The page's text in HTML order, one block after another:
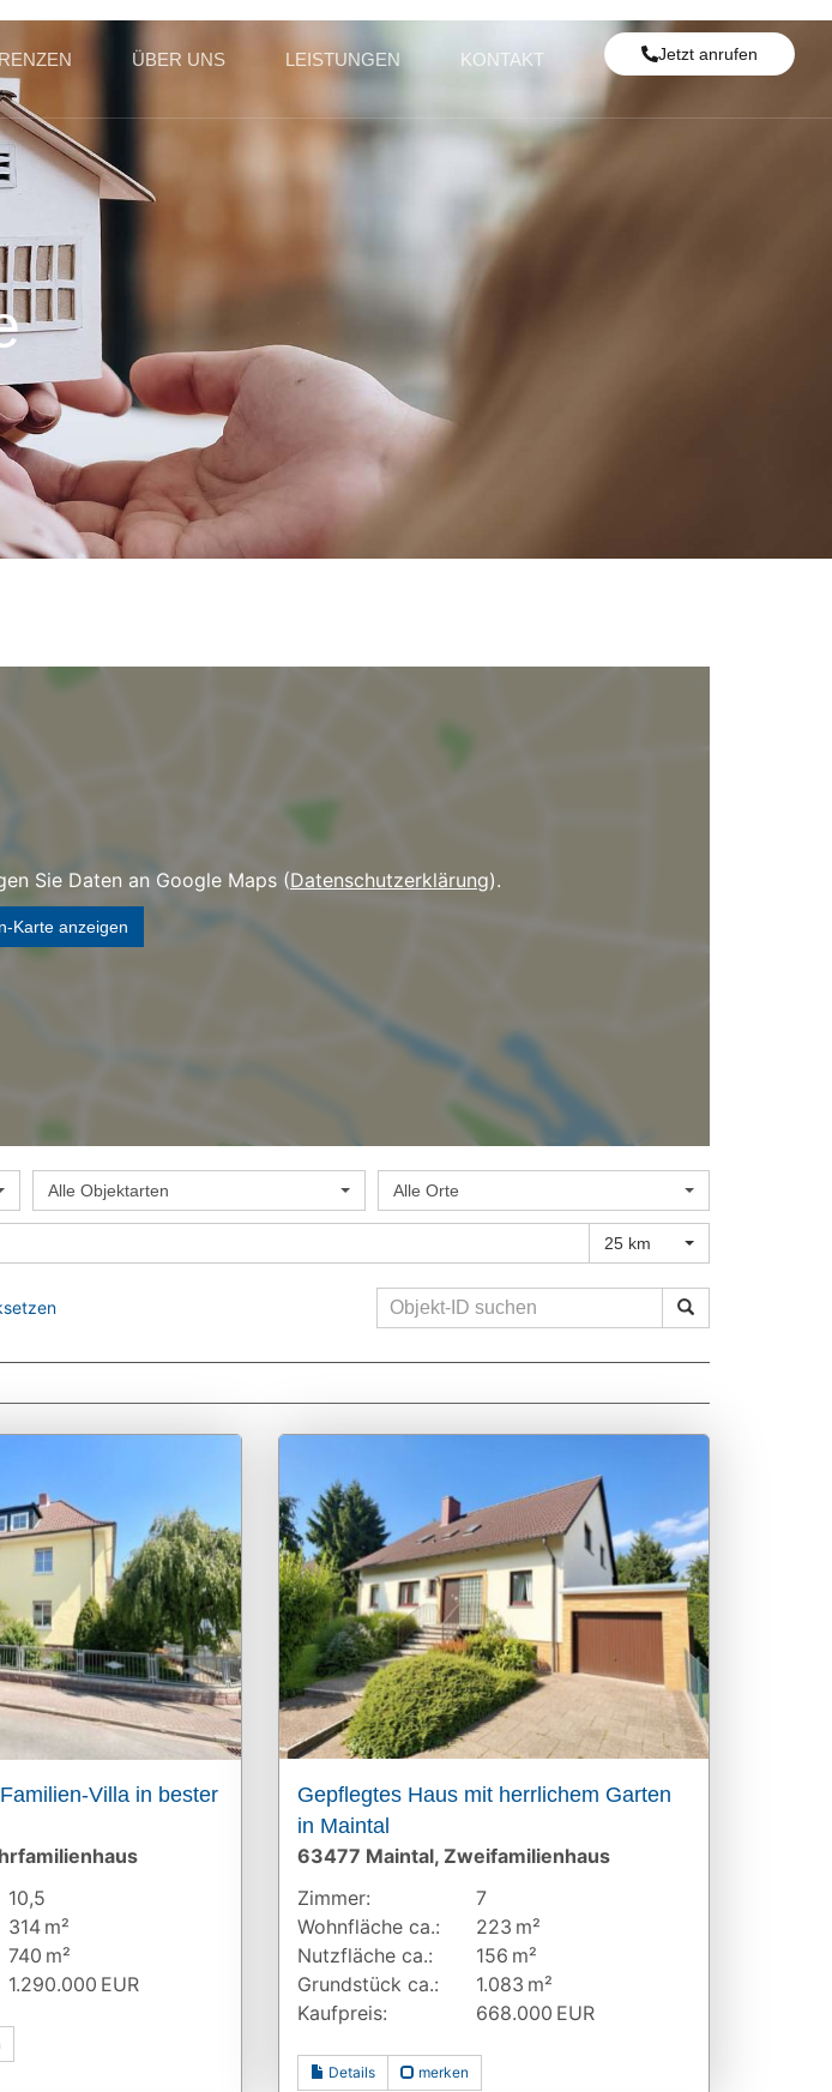
ÜBER UNS LEISTUNGEN KONTAKT Jetzt anrufen
Sie Daten an Google Maps (Datenschutzerklärung).
Karte anzeigen
Alle Objektarten Alle Orte
25 km
Villa in bester
10,5
314 m²
740 m²
1.290.000 EUR
Gepflegtes Haus mit herrlichem Garten
in Maintal
63477 Maintal, Zweifamilienhaus
Zimmer:
7
Wohnfläche ca.:
223 m²
Nutzfläche ca.:
156 m²
Grund­stück ca.:
1.083 m²
Kaufpreis:
668.000 EUR
Details merken